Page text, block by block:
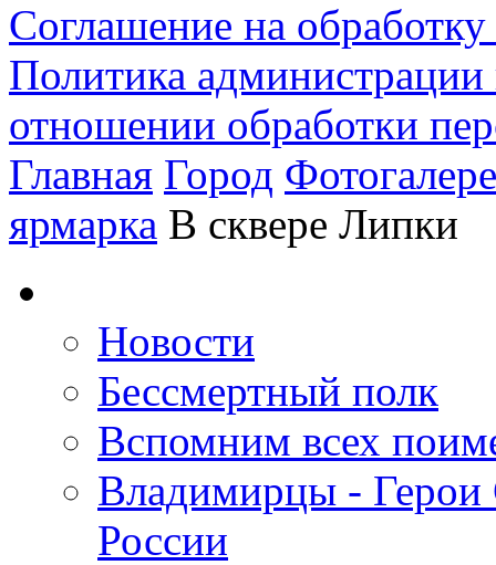
Соглашение на
Политика
отношении обработки
Главная Город
ярмарка В сквере Липки
Новости
Бессмертный полк
Вспомним всех
Владимирцы - Герои
России